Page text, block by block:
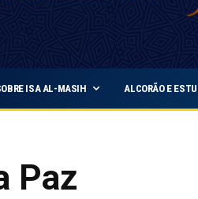
ISA AL-MASIH ALCORÃO E
Paz